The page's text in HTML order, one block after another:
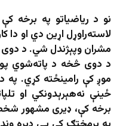
نو د ریاضیاتو په برخه کې
لاسته‌راوړل اړین دي او
مشران وپېژندل شي. د دوی
د دوی څخه د پاته‌شوي
موږ کې رامینځته کړي.
ځینې نه‌هېرېدونکي او
برخه کې، ډیری مشهور